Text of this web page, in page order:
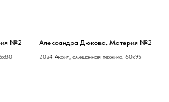
№2 Александра Дюкова. Материя №2
2024 Акрил, смешанная техника. 60х95